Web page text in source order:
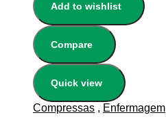
Add to wishlist
Compare
Quick view
Compressas , Enfermagem